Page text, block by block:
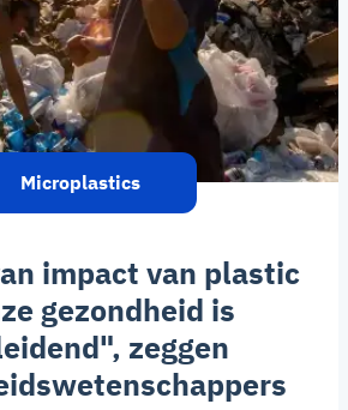
Microplastics
impact van plastic
gezondheid is
zeggen